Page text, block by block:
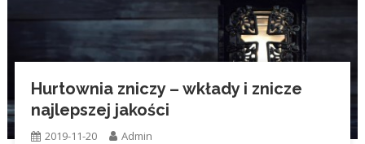
Hurtownia zniczy – wkłady i znicze
najlepszej jakości
2019-11-20 Admin